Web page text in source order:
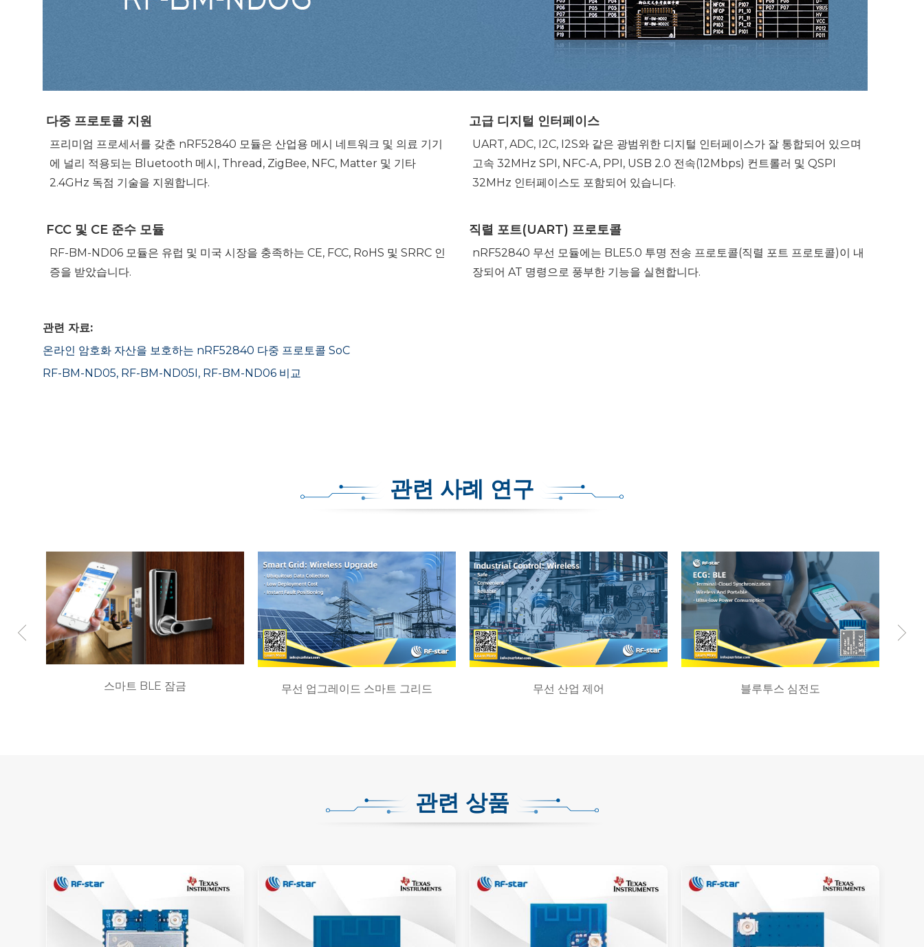
다중 프로토콜 지원
프리미엄 프로세서를 갖춘 nRF52840 모듈은 산업용 메시 네트워크 및 의료 기기
에 널리 적용되는 Bluetooth 메시, Thread, ZigBee, NFC, Matter 및 기타
2.4GHz 독점 기술을 지원합니다.
고급 디지털 인터페이스
UART, ADC, I2C, I2S와 같은 광범위한 디지털 인터페이스가 잘 통합되어 있으며
고속 32MHz SPI, NFC-A, PPI, USB 2.0 전속(12Mbps) 컨트롤러 및 QSPI
32MHz 인터페이스도 포함되어 있습니다.
FCC 및 CE 준수 모듈
RF-BM-ND06 모듈은 유럽 및 미국 시장을 충족하는 CE, FCC, RoHS 및 SRRC 인
증을 받았습니다.
직렬 포트(UART) 프로토콜
nRF52840 무선 모듈에는 BLE5.0 투명 전송 프로토콜(직렬 포트 프로토콜)이 내
장되어 AT 명령으로 풍부한 기능을 실현합니다.
관련 자료:
온라인 암호화 자산을 보호하는 nRF52840 다중 프로토콜 SoC
RF-BM-ND05, RF-BM-ND05I, RF-BM-ND06 비교
관련 사례 연구
스마트 BLE 잠금 무선 업그레이드 스마트 그리드 무선 산업 제어 블루투스 심전도
관련 상품